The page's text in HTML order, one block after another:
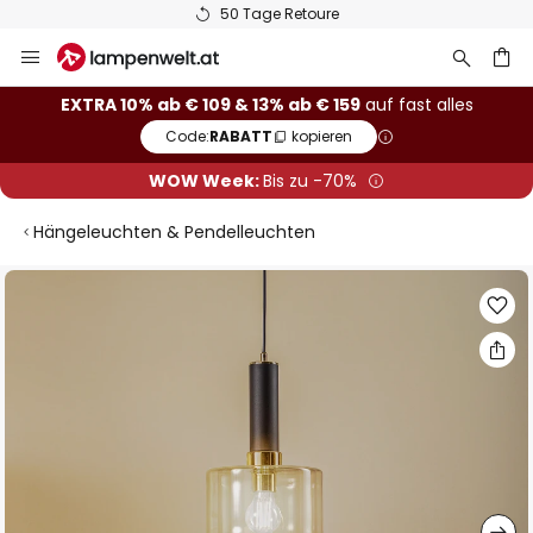
50 Tage Retoure
Inhalt
springen
EXTRA 10% ab € 109 & 13% ab € 159auf fast alles
Code:RABATT kopieren
WOW Week:Bis zu -70%
Hängeleuchten & Pendelleuchten
Zum